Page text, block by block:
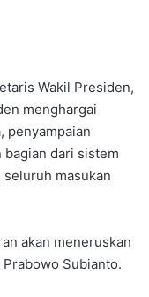
Wakil Presiden,
menghargai
penyampaian
bagian dari sistem
masukan
akan meneruskan
Subianto.